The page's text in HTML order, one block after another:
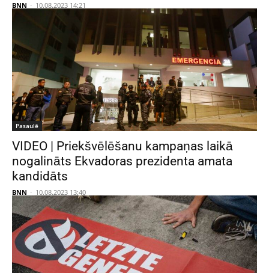
BNN - 10.08.2023 14:21
Pasaulē
VIDEO | Priekšvēlēšanu kampaņas laikā
nogalināts Ekvadoras prezidenta amata
kandidāts
BNN - 10.08.2023 13:40